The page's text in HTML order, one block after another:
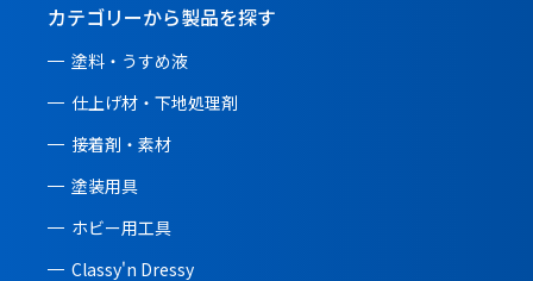
カテゴリーから製品を探す
塗料・うすめ液
仕上げ材・下地処理剤
接着剤・素材
塗装用具
ホビー用工具
Classy'n Dressy